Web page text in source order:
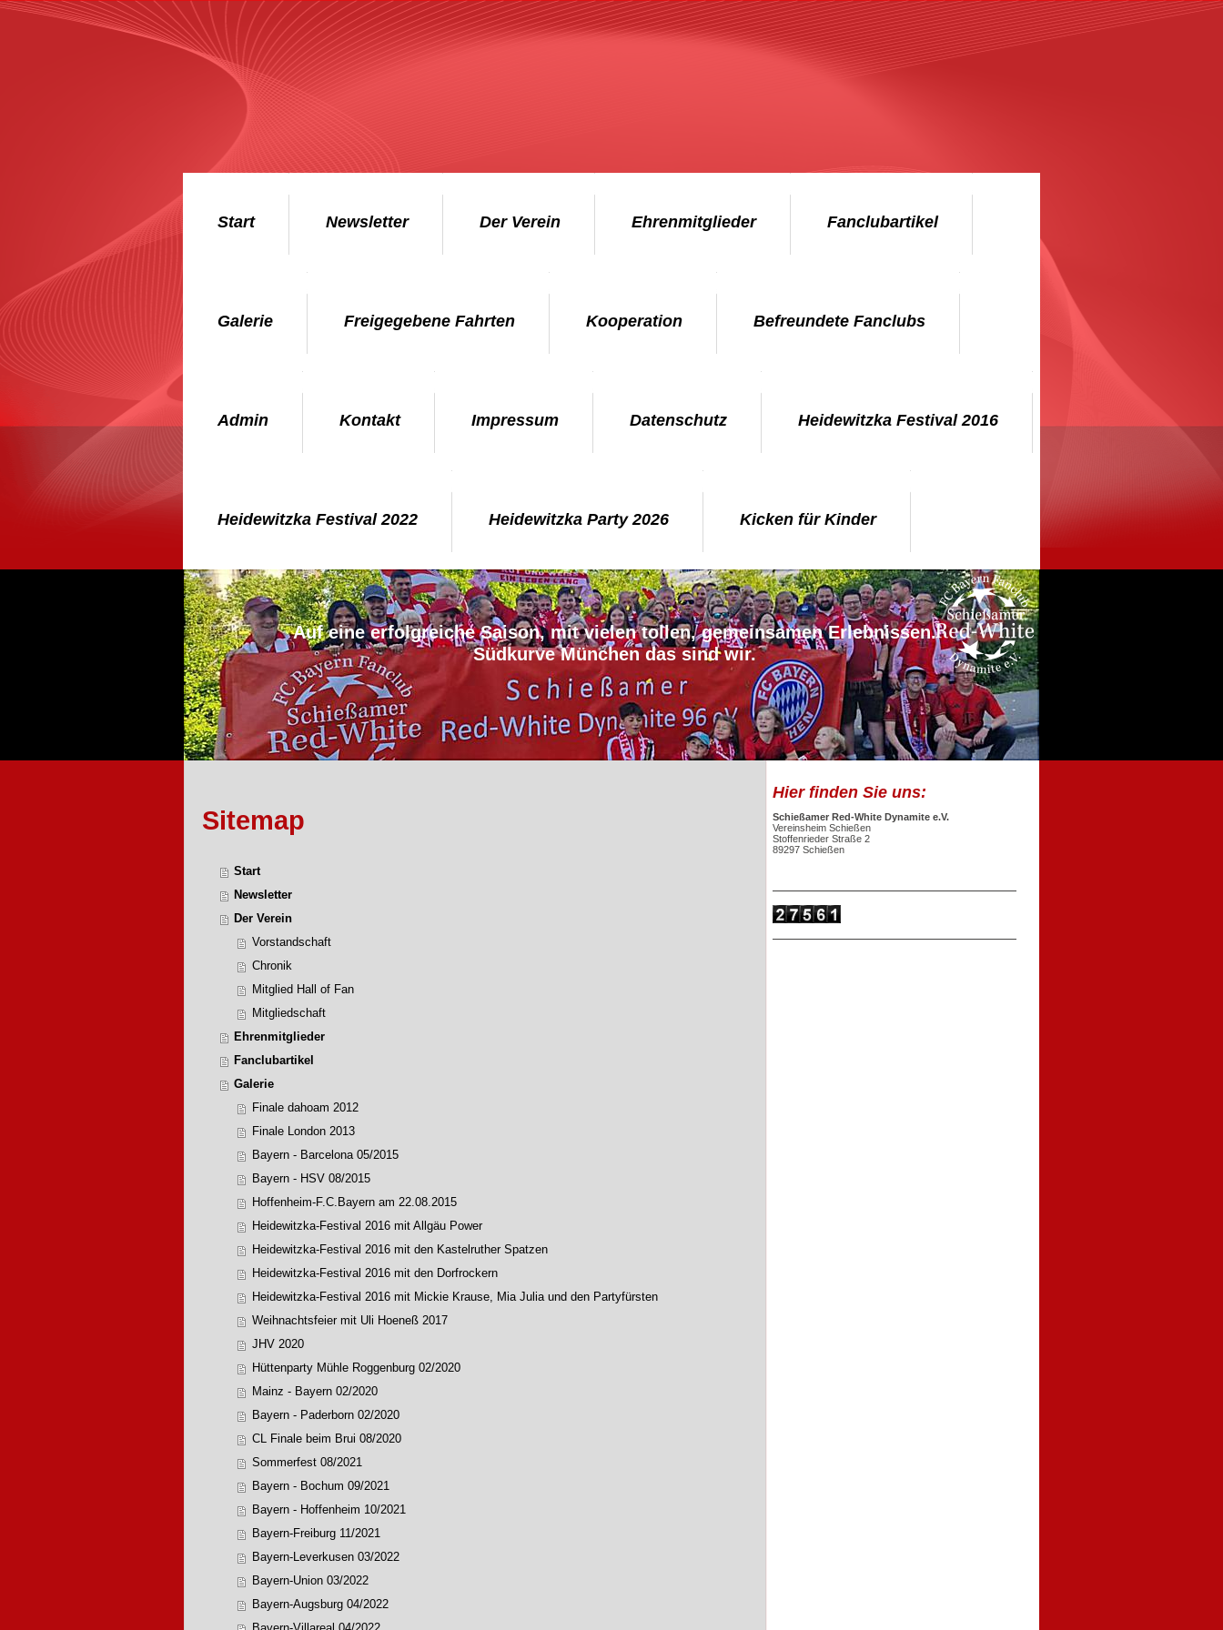
Start Newsletter Der Verein Ehrenmitglieder Fanclubartikel
Galerie Freigegebene Fahrten Kooperation Befreundete Fanclubs
Admin Kontakt Impressum Datenschutz Heidewitzka Festival 2016
Heidewitzka Festival 2022 Heidewitzka Party 2026 Kicken für Kinder
Auf eine erfolgreiche Saison, mit vielen tollen, gemeinsamen Erlebnissen.
Südkurve München das sind wir.
Hier finden Sie uns:
Schießamer Red-White Dynamite e.V.
Vereinsheim Schießen
Stoffenrieder Straße 2
89297 Schießen
Sitemap
Start
Newsletter
Der Verein
Vorstandschaft
Chronik
Mitglied Hall of Fan
Mitgliedschaft
Ehrenmitglieder
Fanclubartikel
Galerie
Finale dahoam 2012
Finale London 2013
Bayern - Barcelona 05/2015
Bayern - HSV 08/2015
Hoffenheim-F.C.Bayern am 22.08.2015
Heidewitzka-Festival 2016 mit Allgäu Power
Heidewitzka-Festival 2016 mit den Kastelruther Spatzen
Heidewitzka-Festival 2016 mit den Dorfrockern
Heidewitzka-Festival 2016 mit Mickie Krause, Mia Julia und den Partyfürsten
Weihnachtsfeier mit Uli Hoeneß 2017
JHV 2020
Hüttenparty Mühle Roggenburg 02/2020
Mainz - Bayern 02/2020
Bayern - Paderborn 02/2020
CL Finale beim Brui 08/2020
Sommerfest 08/2021
Bayern - Bochum 09/2021
Bayern - Hoffenheim 10/2021
Bayern-Freiburg 11/2021
Bayern-Leverkusen 03/2022
Bayern-Union 03/2022
Bayern-Augsburg 04/2022